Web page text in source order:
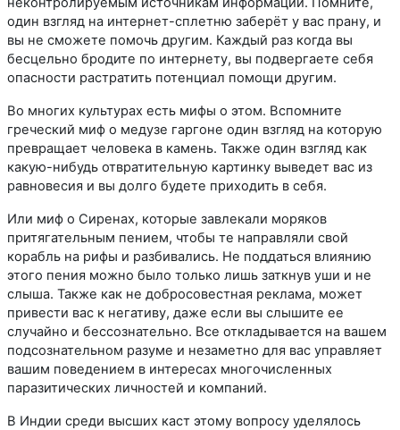
один взгляд на интернет-сплетню заберёт у вас прану, и
вы не сможете помочь другим. Каждый раз когда вы
бесцельно бродите по интернету, вы подвергаете себя
опасности растратить потенциал помощи другим.
Во многих культурах есть мифы о этом. Вспомните
греческий миф о медузе гаргоне один взгляд на которую
превращает человека в камень. Также один взгляд как
какую-нибудь отвратительную картинку выведет вас из
равновесия и вы долго будете приходить в себя.
Или миф о Сиренах, которые завлекали моряков
притягательным пением, чтобы те направляли свой
корабль на рифы и разбивались. Не поддаться влиянию
этого пения можно было только лишь заткнув уши и не
слыша. Также как не добросовестная реклама, может
привести вас к негативу, даже если вы слышите ее
случайно и бессознательно. Все откладывается на вашем
подсознательном разуме и незаметно для вас управляет
вашим поведением в интересах многочисленных
паразитических личностей и компаний.
В Индии среди высших каст этому вопросу уделялось